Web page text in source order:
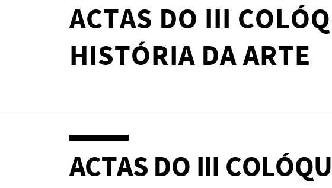
ACTAS DO III
HISTÓRIA DA ARTE
ACTAS DO III